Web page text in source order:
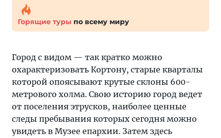
Горящие туры по всему миру
Город с видом — так кратко можно
охарактеризовать Кортону, старые кварталы
которой опоясывают крутые склоны 600-
метрового холма. Свою историю город ведет
от поселения этрусков, наиболее ценные
следы пребывания которых сегодня можно
увидеть в Музее епархии. Затем здесь